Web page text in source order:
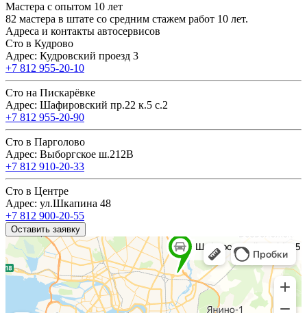
Мастера с опытом 10 лет
82 мастера в штате со средним стажем работ 10 лет.
Адреса и контакты автосервисов
Сто в Кудрово
Адрес: Кудровский проезд 3
+7 812 955-20-10
Сто на Пискарёвке
Адрес: Шафировский пр.22 к.5 с.2
+7 812 955-20-90
Сто в Парголово
Адрес: Выборгское ш.212В
+7 812 910-20-33
Сто в Центре
Адрес: ул.Шкапина 48
+7 812 900-20-55
Оставить заявку